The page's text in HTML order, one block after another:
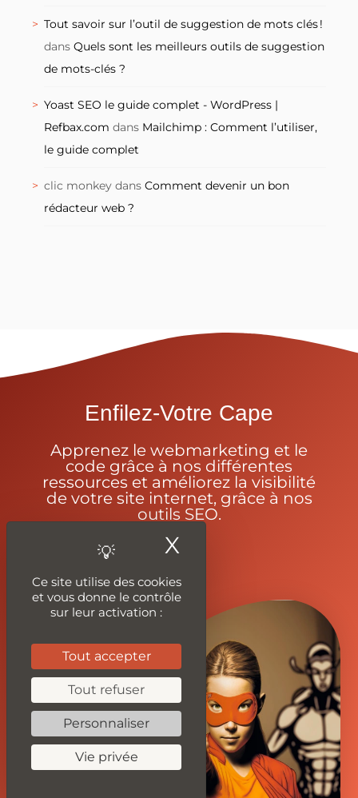
Tout savoir sur l’outil de suggestion de mots clés !
dans Quels sont les meilleurs outils de suggestion
de mots-clés ?
Yoast SEO le guide complet - WordPress |
Refbax.com dans Mailchimp : Comment l’utiliser,
le guide complet
clic monkey dans Comment devenir un bon
rédacteur web ?
Enfilez-Votre Cape
Apprenez le webmarketing et le
code grâce à nos différentes
ressources et améliorez la visibilité
de votre site internet, grâce à nos
outils SEO.
Ce site utilise des cookies
et vous donne le contrôle
sur leur activation :
Tout accepter
Tout refuser
Personnaliser
Vie privée
X